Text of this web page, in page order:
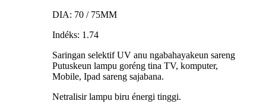
DIA: 70 / 75MM
Indéks: 1.74
Saringan selektif UV anu ngabahayakeun sareng
Putuskeun lampu goréng tina TV, komputer,
Mobile, Ipad sareng sajabana.
Netralisir lampu biru énergi tinggi.